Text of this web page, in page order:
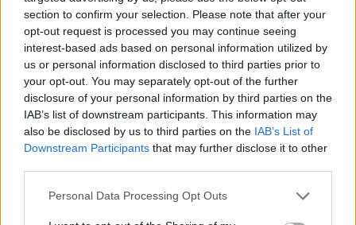
section to confirm your selection. Please note that after your
opt-out request is processed you may continue seeing
interest-based ads based on personal information utilized by
us or personal information disclosed to third parties prior to
your opt-out. You may separately opt-out of the further
disclosure of your personal information by third parties on the
IAB’s list of downstream participants. This information may
also be disclosed by us to third parties on the IAB’s List of
Downstream Participants that may further disclose it to other
Personal Data Processing Opt Outs
manelistáknak, a korruptaknak. A fiatal
rapperek és rockerek ekkor lendültek akcióba
(egy véletlen, ölelés követte könyököt én is
kaptam a bal orcámra).
Az említett ötösfogat mátriárkája
azonnal nyivákolni kezdett, hogy ő